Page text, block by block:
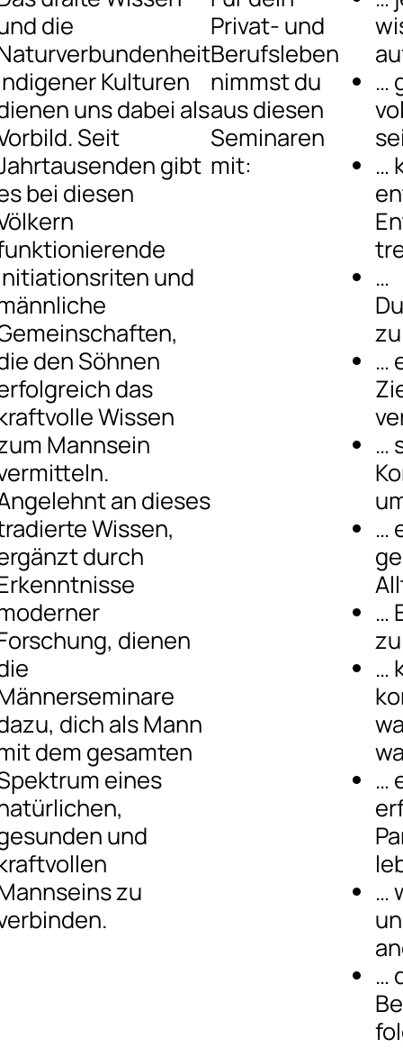
die
Kulturen
uns dabei als
Seit
gibt
bei diesen
und
den Söhnen
das
Wissen
Mannsein
an dieses
Wissen,
durch
dienen
dich als Mann
dem gesamten
eines
und
zu
Privat- und
Berufsleben
nimmst du
aus diesen
Seminaren
mit:
…
…
…
…
…
…
…
…
…
…
…